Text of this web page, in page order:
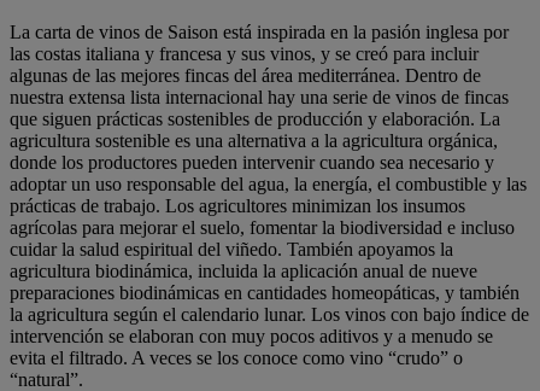
La carta de vinos de Saison está inspirada en la pasión inglesa por
las costas italiana y francesa y sus vinos, y se creó para incluir
algunas de las mejores fincas del área mediterránea. Dentro de
nuestra extensa lista internacional hay una serie de vinos de fincas
que siguen prácticas sostenibles de producción y elaboración. La
agricultura sostenible es una alternativa a la agricultura orgánica,
donde los productores pueden intervenir cuando sea necesario y
adoptar un uso responsable del agua, la energía, el combustible y las
prácticas de trabajo. Los agricultores minimizan los insumos
agrícolas para mejorar el suelo, fomentar la biodiversidad e incluso
cuidar la salud espiritual del viñedo. También apoyamos la
agricultura biodinámica, incluida la aplicación anual de nueve
preparaciones biodinámicas en cantidades homeopáticas, y también
la agricultura según el calendario lunar. Los vinos con bajo índice de
intervención se elaboran con muy pocos aditivos y a menudo se
evita el filtrado. A veces se los conoce como vino “crudo” o
“natural”.